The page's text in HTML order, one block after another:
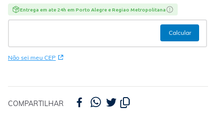
Entrega em ate 24h em Porto Alegre e Regiao Metropolitana
Não sei meu CEP
COMPARTILHAR